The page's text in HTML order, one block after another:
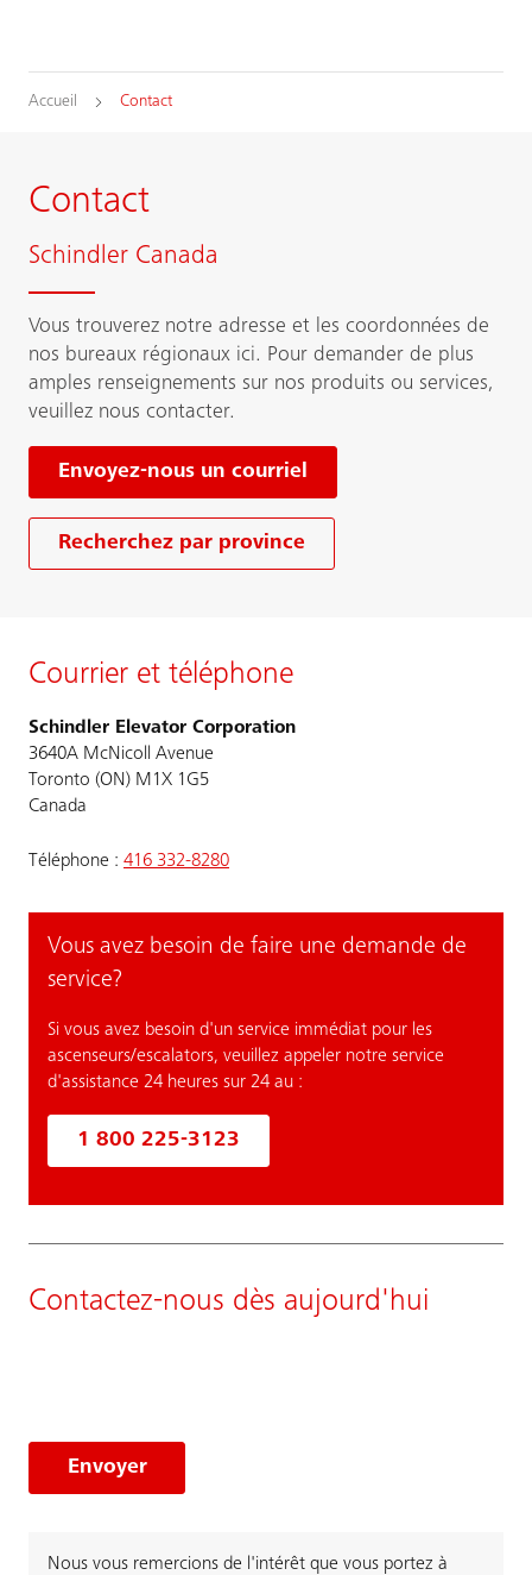
Accueil Contact
Contact
Schindler Canada
Vous trouverez notre adresse et les coordonnées de
nos bureaux régionaux ici. Pour demander de plus
amples renseignements sur nos produits ou services,
veuillez nous contacter.
Envoyez-nous un courriel
Recherchez par province
Courrier et téléphone
Schindler Elevator Corporation
3640A McNicoll Avenue
Toronto (ON) M1X 1G5
Canada
Téléphone : 416 332-8280
Vous avez besoin de faire une demande de
service?
Si vous avez besoin d'un service immédiat pour les
ascenseurs/escalators, veuillez appeler notre service
d'assistance 24 heures sur 24 au :
1 800 225-3123
Contactez-nous dès aujourd'hui
Envoyer
Nous vous remercions de l'intérêt que vous portez à